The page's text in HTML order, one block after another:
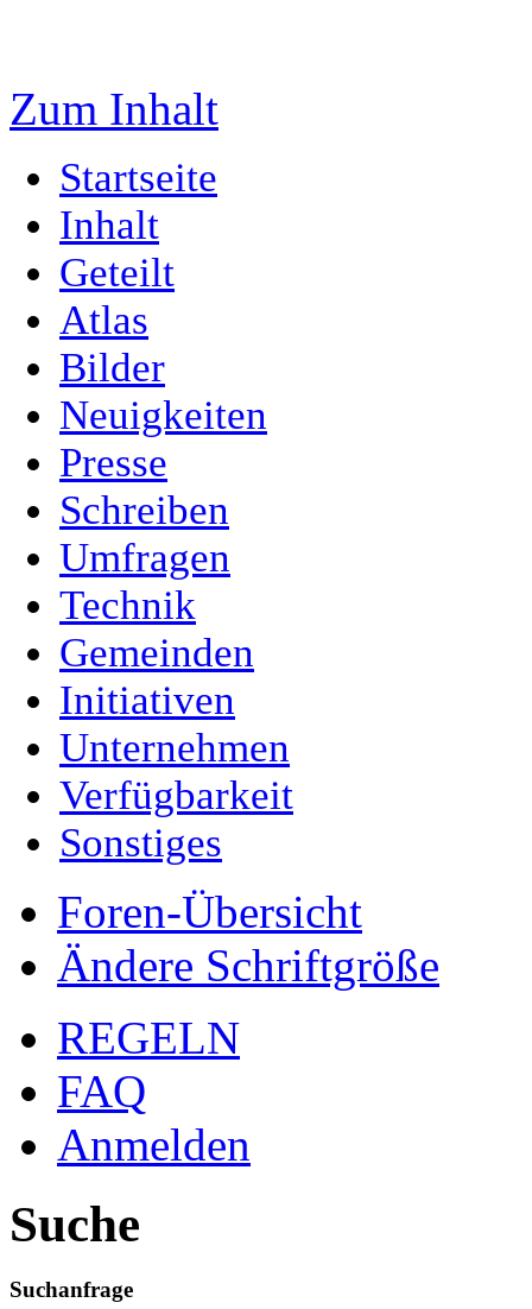
Zum Inhalt
Startseite
Inhalt
Geteilt
Atlas
Bilder
Neuigkeiten
Presse
Schreiben
Umfragen
Technik
Gemeinden
Initiativen
Unternehmen
Verfügbarkeit
Sonstiges
Foren-Übersicht
Ändere Schriftgröße
REGELN
FAQ
Anmelden
Suche
Suchanfrage